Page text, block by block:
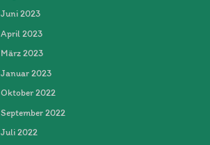
Juni 2023
April 2023
März 2023
Januar 2023
Oktober 2022
September 2022
Juli 2022